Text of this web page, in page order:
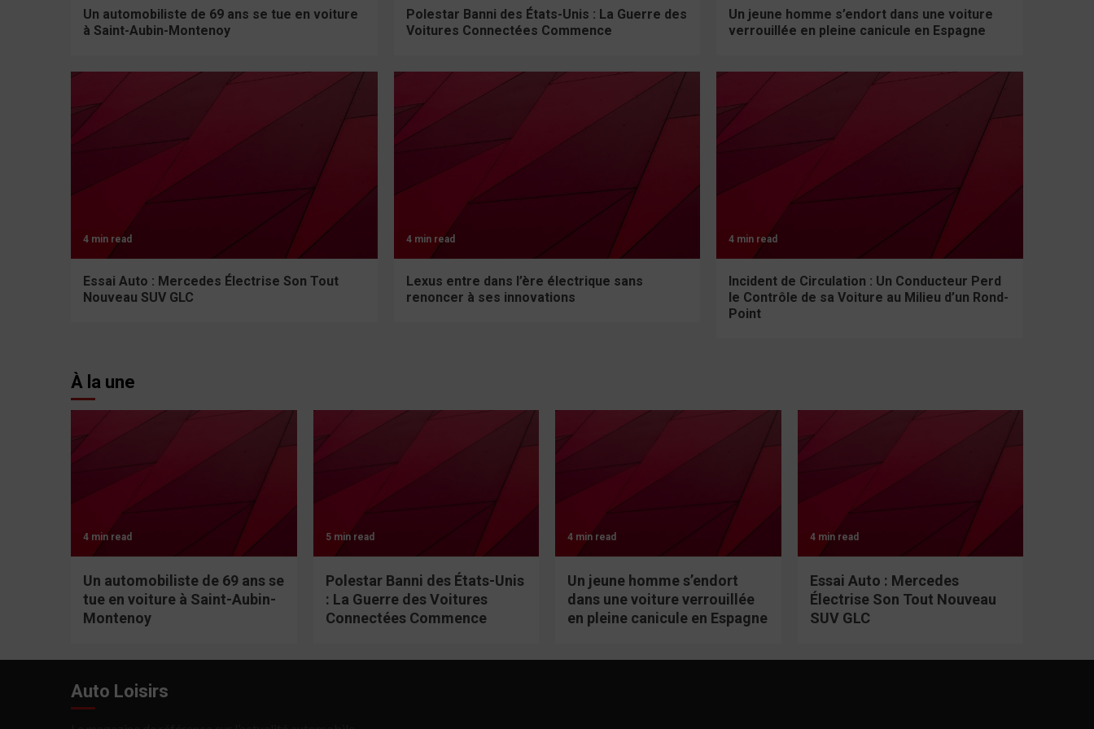
Un automobiliste de 69 ans se tue en voiture
à Saint-Aubin-Montenoy
Polestar Banni des États-Unis : La Guerre des
Voitures Connectées Commence
Un jeune homme s’endort dans une voiture
verrouillée en pleine canicule en Espagne
4 min read
Essai Auto : Mercedes Électrise Son Tout
Nouveau SUV GLC
4 min read
Lexus entre dans l’ère électrique sans
renoncer à ses innovations
4 min read
Incident de Circulation : Un Conducteur Perd
le Contrôle de sa Voiture au Milieu d’un Rond-
Point
À la une
4 min read
Un automobiliste de 69 ans se
tue en voiture à Saint-Aubin-
Montenoy
5 min read
Polestar Banni des États-Unis
: La Guerre des Voitures
Connectées Commence
4 min read
Un jeune homme s’endort
dans une voiture verrouillée
en pleine canicule en Espagne
4 min read
Essai Auto : Mercedes
Électrise Son Tout Nouveau
SUV GLC
Auto Loisirs